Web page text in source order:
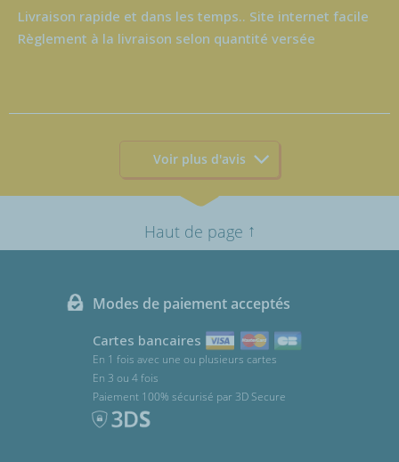
Livraison rapide et dans les temps.. Site internet facile
Règlement à la livraison selon quantité versée
Voir plus d'avis
Haut de page ↑
Modes de paiement acceptés
Cartes bancaires
En 1 fois avec une ou plusieurs cartes
En 3 ou 4 fois
Paiement 100% sécurisé par 3D Secure